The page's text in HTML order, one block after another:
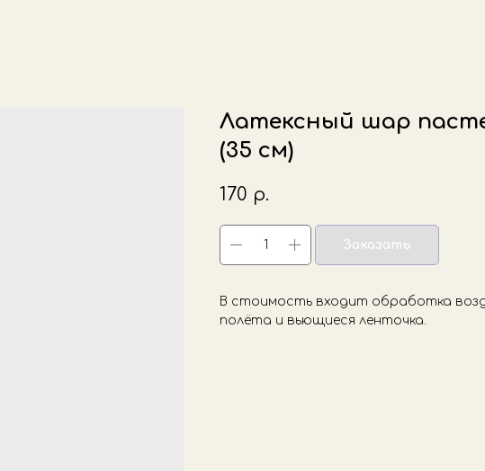
Латексный шар
(35 см)
170 р.
Заказать
В стоимость входит обработка
полёта и вьющиеся ленточка.